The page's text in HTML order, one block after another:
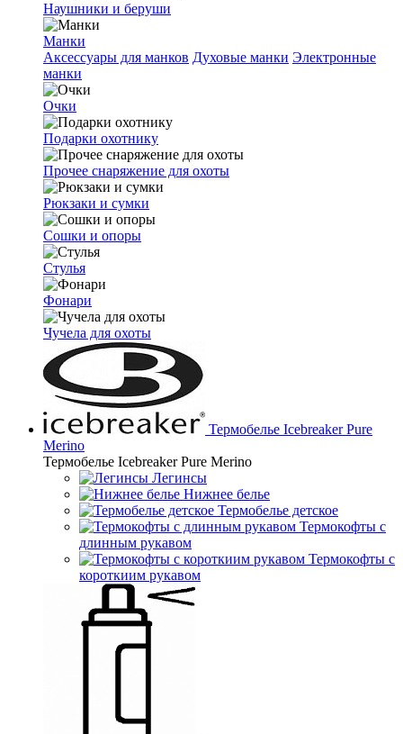
Наушники и беруши
Манки
Аксессуары для манков Духовые манки Электронные
манки
Очки
Подарки охотнику
Прочее снаряжение для охоты
Рюкзаки и сумки
Сошки и опоры
Стулья
Фонари
Чучела для охоты
Термобелье Icebreaker Pure
Merino
Термобелье Icebreaker Pure Merino
Легинсы
Нижнее белье
Термобелье детское
Термокофты с
длинным рукавом
Термокофты с
короткиим рукавом